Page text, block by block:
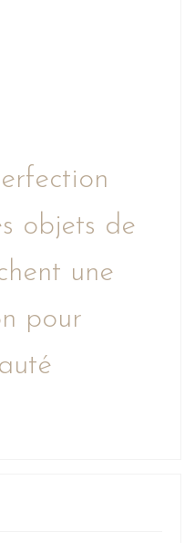
objets de
une
pour